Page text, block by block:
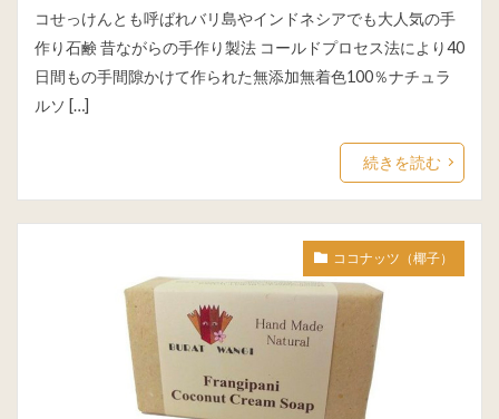
コせっけんとも呼ばれバリ島やインドネシアでも大人気の手
作り石鹸 昔ながらの手作り製法 コールドプロセス法により40
日間もの手間隙かけて作られた無添加無着色100％ナチュラ
ルソ […]
続きを読む
ココナッツ（椰子）